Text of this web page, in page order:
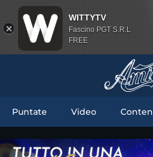
Puntate Video
WITTYTV
Fascino PGT S.R.L
FREE